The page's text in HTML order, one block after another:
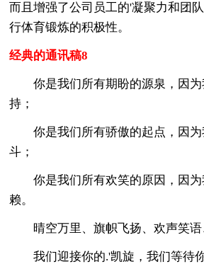
而且增强了公司员工的'凝聚力和团
行体育锻炼的积极性。
经典的通讯稿8
你是我们所有期盼的源泉，因为
持；
你是我们所有骄傲的起点，因为
斗；
你是我们所有欢笑的原因，因为
赖。
晴空万里、旗帜飞扬、欢声笑语
我们迎接你的.'凯旋，我们等待你